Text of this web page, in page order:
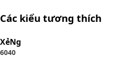
Các kiểu tương thích
XẻNg
6040